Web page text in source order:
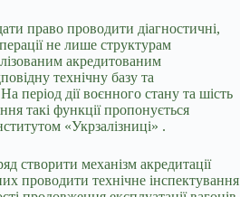
право проводити діагностичні,
не лише структурам
акредитованим
технічну базу та
період дії воєнного стану та шість
такі функції пропонується
«Укрзалізниці» .
створити механізм акредитації
проводити технічне інспектування